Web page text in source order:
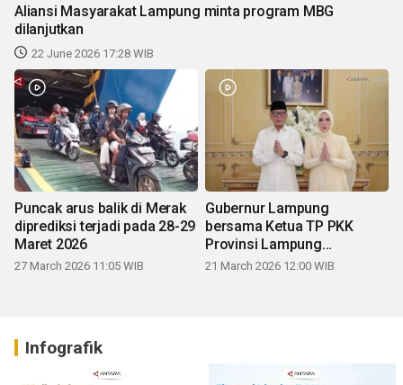
Aliansi Masyarakat Lampung minta program MBG
dilanjutkan
22 June 2026 17:28 WIB
Puncak arus balik di Merak
diprediksi terjadi pada 28-29
Maret 2026
27 March 2026 11:05 WIB
Gubernur Lampung
bersama Ketua TP PKK
Provinsi Lampung
mengucapkan Selamat Hari
21 March 2026 12:00 WIB
Infografik